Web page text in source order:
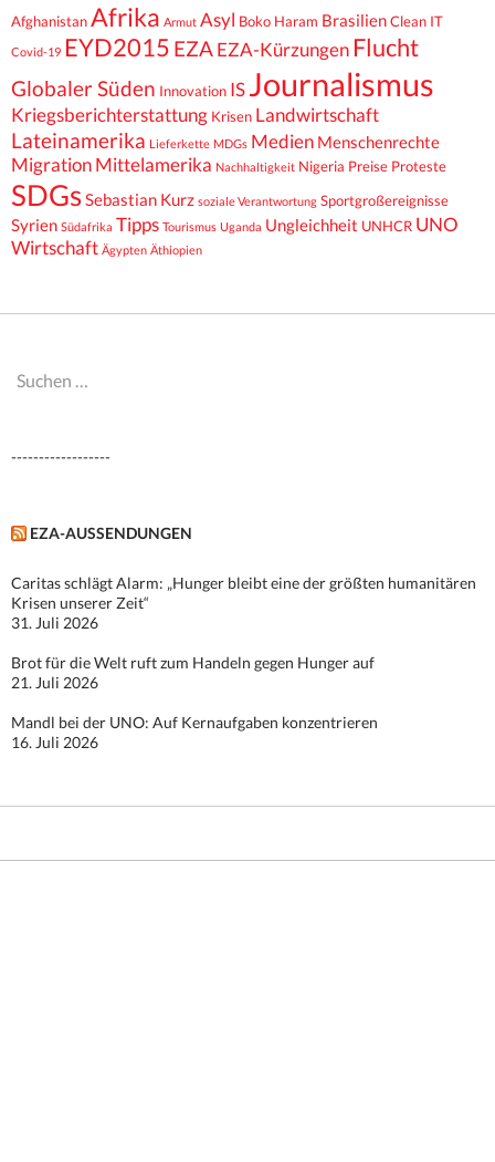
AfghanistanAfrika Armut Asyl Boko Haram BrasilienClean IT
Covid-19 EYD2015 EZA EZA-Kürzungen Flucht
Globaler Süden Innovation IS Journalismus
Kriegsberichterstattung Krisen Landwirtschaft
Lateinamerika Lieferkette MDGs Medien Menschenrechte
Migration Mittelamerika Nachhaltigkeit Nigeria Preise Proteste
SDGsSebastian Kurz soziale Verantwortung Sportgroßereignisse
Syrien Südafrika Tipps Tourismus Uganda Ungleichheit UNHCR UNO
Wirtschaft Ägypten Äthiopien
Suchen
------------------
EZA-AUSSENDUNGEN
Caritas schlägt Alarm: „Hunger bleibt eine der größten humanitären
Krisen unserer Zeit“
31. Juli 2026
Brot für die Welt ruft zum Handeln gegen Hunger auf
21. Juli 2026
Mandl bei der UNO: Auf Kernaufgaben konzentrieren
16. Juli 2026